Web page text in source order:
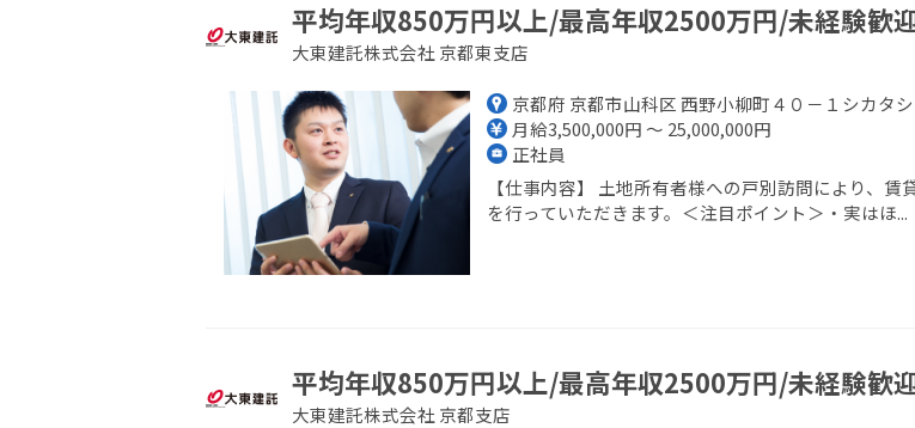
平均年収850万円以上/最高年収2500万円/未経験歓
大東建託株式会社 京都東支店
京都府 京都市山科区 西野小柳町４０－１シカタ
月給3,500,000円 ～ 25,000,000円
正社員
【仕事内容】 土地所有者様への戸別訪問により、
を行っていただきます。＜注目ポイント＞・実はほ...
平均年収850万円以上/最高年収2500万円/未経験歓
大東建託株式会社 京都支店